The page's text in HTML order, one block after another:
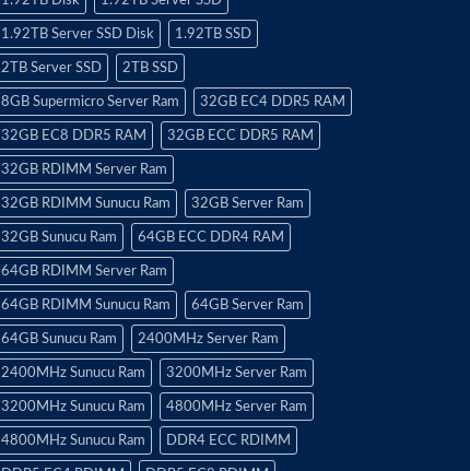
1.92TB Server SSD Disk 1.92TB SSD
2TB Server SSD 2TB SSD
8GB Supermicro Server Ram 32GB EC4 DDR5 RAM
32GB EC8 DDR5 RAM 32GB ECC DDR5 RAM
32GB RDIMM Server Ram
32GB RDIMM Sunucu Ram 32GB Server Ram
32GB Sunucu Ram 64GB ECC DDR4 RAM
64GB RDIMM Server Ram
64GB RDIMM Sunucu Ram 64GB Server Ram
64GB Sunucu Ram 2400MHz Server Ram
2400MHz Sunucu Ram 3200MHz Server Ram
3200MHz Sunucu Ram 4800MHz Server Ram
4800MHz Sunucu Ram DDR4 ECC RDIMM